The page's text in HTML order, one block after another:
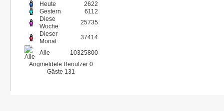
Heute
2622
Gestern
6112
Diese
Woche
25735
Dieser
Monat
37414
Alle
10325800
Angmeldete Benutzer 0
Gäste 131